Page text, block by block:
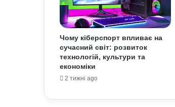
Чому кіберспорт впливає на
сучасний світ: розвиток
технологій, культури та
економіки
2 тижні ago